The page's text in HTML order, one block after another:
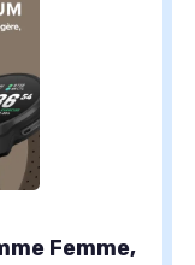
Femme,